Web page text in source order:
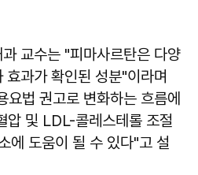
교수는 "피마사르탄은 다양
과가 확인된 성분"이라며
요법 권고로 변화하는 흐름에
압 및 LDL-콜레스테롤 조절
에 도움이 될 수 있다"고 설